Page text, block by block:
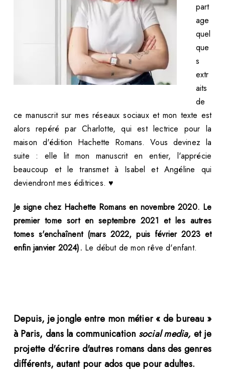
part
age
quel
que
s
extr
aits
de
ce manuscrit sur mes réseaux sociaux et mon texte est
alors repéré par Charlotte, qui est lectrice pour la
maison d'édition Hachette Romans. Vous devinez la
suite : elle lit mon manuscrit en entier, l'apprécie
beaucoup et le transmet à Isabel et Angéline qui
deviendront mes éditrices. ♥
Je signe chez Hachette Romans en novembre 2020. Le
premier tome sort en septembre 2021 et les autres
tomes s'enchaînent (mars 2022, puis février 2023 et
enfin janvier 2024). Le début de mon rêve d'enfant.
Depuis, je jongle entre mon métier « de bureau »
à Paris, dans la communication social media, et je
projette d'écrire d'autres romans dans des genres
différents, autant pour ados que pour adultes.